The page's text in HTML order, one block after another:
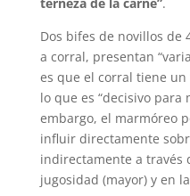
Dos bifes de novillos de
a corral, presentan
es que el corral tiene un
lo que es “decisivo para
embargo, el marmóreo
influir directamente
indirectamente a través
jugosidad (mayor) y en